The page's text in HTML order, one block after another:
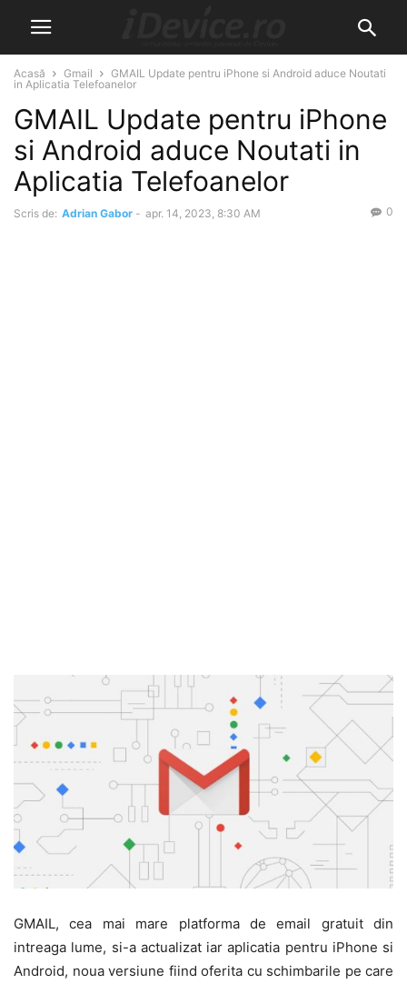
Acasă Gmail
GMAIL Update pentru iPhone si Android aduce Noutati
in Aplicatia Telefoanelor
GMAIL Update pentru iPhone
si Android aduce Noutati in
Aplicatia Telefoanelor
Scris de: Adrian Gabor - apr. 14, 2023, 8:30 AM 0
GMAIL, cea mai mare platforma de email gratuit din
intreaga lume, si-a actualizat iar aplicatia pentru iPhone si
Android, noua versiune fiind oferita cu schimbarile pe care